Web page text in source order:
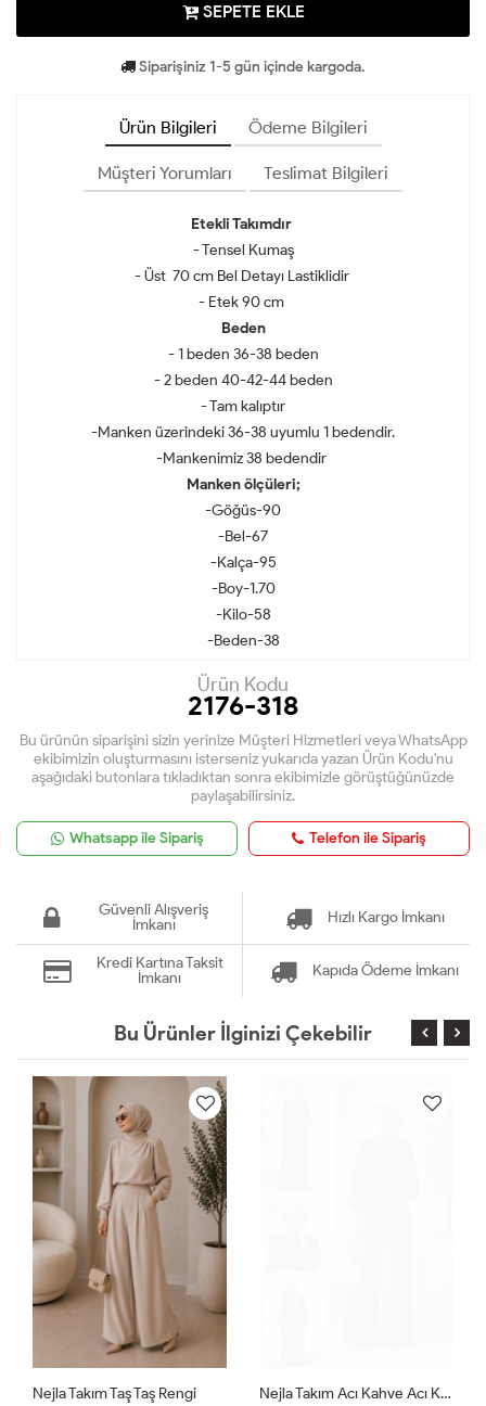
SEPETE EKLE
Siparişiniz 1-5 gün içinde kargoda.
Ürün Bilgileri Ödeme Bilgileri
Müşteri Yorumları Teslimat Bilgileri
Etekli Takımdır
- Tensel Kumaş
- Üst 70 cm Bel Detayı Lastiklidir
- Etek 90 cm
Beden
- 1 beden 36-38 beden
- 2 beden 40-42-44 beden
- Tam kalıptır
-Manken üzerindeki 36-38 uyumlu 1 bedendir.
-Mankenimiz 38 bedendir
Manken ölçüleri;
-Göğüs-90
-Bel-67
-Kalça-95
-Boy-1.70
-Kilo-58
-Beden-38
Ürün Kodu
2176-318
Bu ürünün siparişini sizin yerinize Müşteri Hizmetleri veya WhatsApp
ekibimizin oluşturmasını isterseniz yukarıda yazan Ürün Kodu'nu
aşağıdaki butonlara tıkladıktan sonra ekibimizle görüştüğünüzde
paylaşabilirsiniz.
Whatsapp ile Sipariş Telefon ile Sipariş
Güvenli Alışveriş
İmkanı
Hızlı Kargo İmkanı
Kredi Kartına Taksit
İmkanı
Kapıda Ödeme İmkanı
Bu Ürünler İlginizi Çekebilir
Nejla Takım Taş Taş Rengi Nejla Takım Acı Kahve Acı Kahve